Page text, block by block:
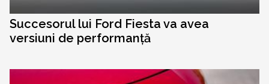
Succesorul lui Ford Fiesta va avea
versiuni de performanță